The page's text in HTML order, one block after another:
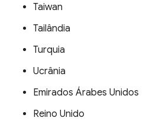
Taiwan
Tailândia
Turquia
Ucrânia
Emirados Árabes Unidos
Reino Unido